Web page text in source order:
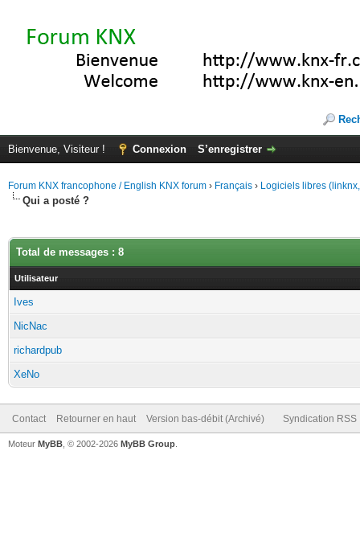
Bienvenue, Visiteur ! Connexion S’enregistrer
Forum KNX francophone / English KNX forum › Français › Logiciels libres
Qui a posté ?
Total de messages : 8
Utilisateur
Ives
NicNac
richardpub
XeNo
Contact Retourner en haut Version bas-débit (Archivé) Syndication RSS
Moteur MyBB , © 2002-2026 MyBB Group